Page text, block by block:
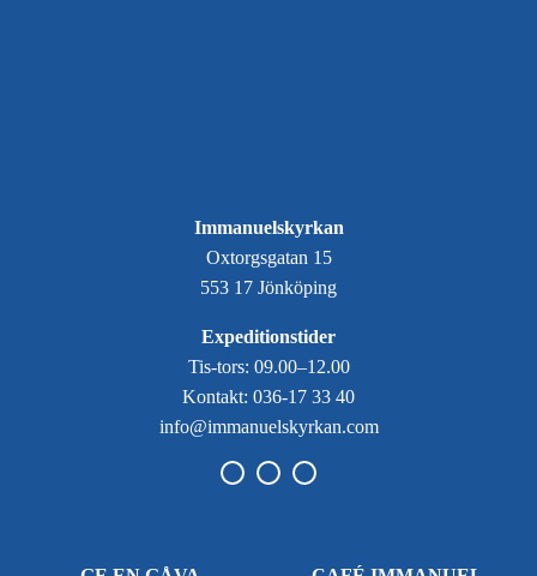
Immanuelskyrkan
Oxtorgsgatan 15
553 17 Jönköping
Expeditionstider
Tis-tors: 09.00–12.00
Kontakt: 036-17 33 40
info@immanuelskyrkan.com